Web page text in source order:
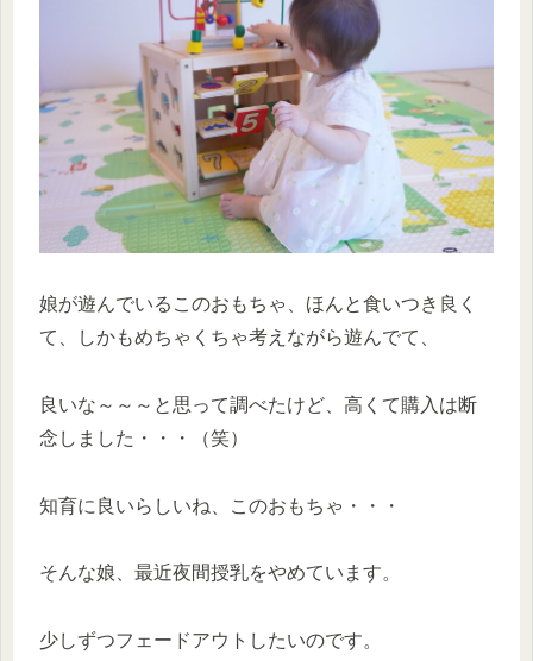
娘が遊んでいるこのおもちゃ、ほんと食いつき良く
て、しかもめちゃくちゃ考えながら遊んでて、
良いな～～～と思って調べたけど、高くて購入は断
念しました・・・（笑）
知育に良いらしいね、このおもちゃ・・・
そんな娘、最近夜間授乳をやめています。
少しずつフェードアウトしたいのです。